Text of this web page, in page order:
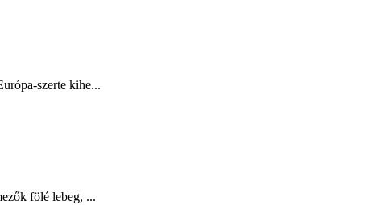
szerte kihe...
fölé lebeg, ...